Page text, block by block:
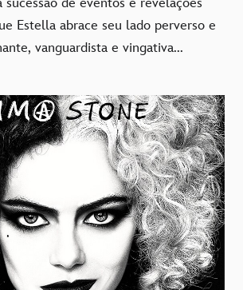
sucessão de eventos e revelações
Estella abrace seu lado perverso e
vanguardista e vingativa...